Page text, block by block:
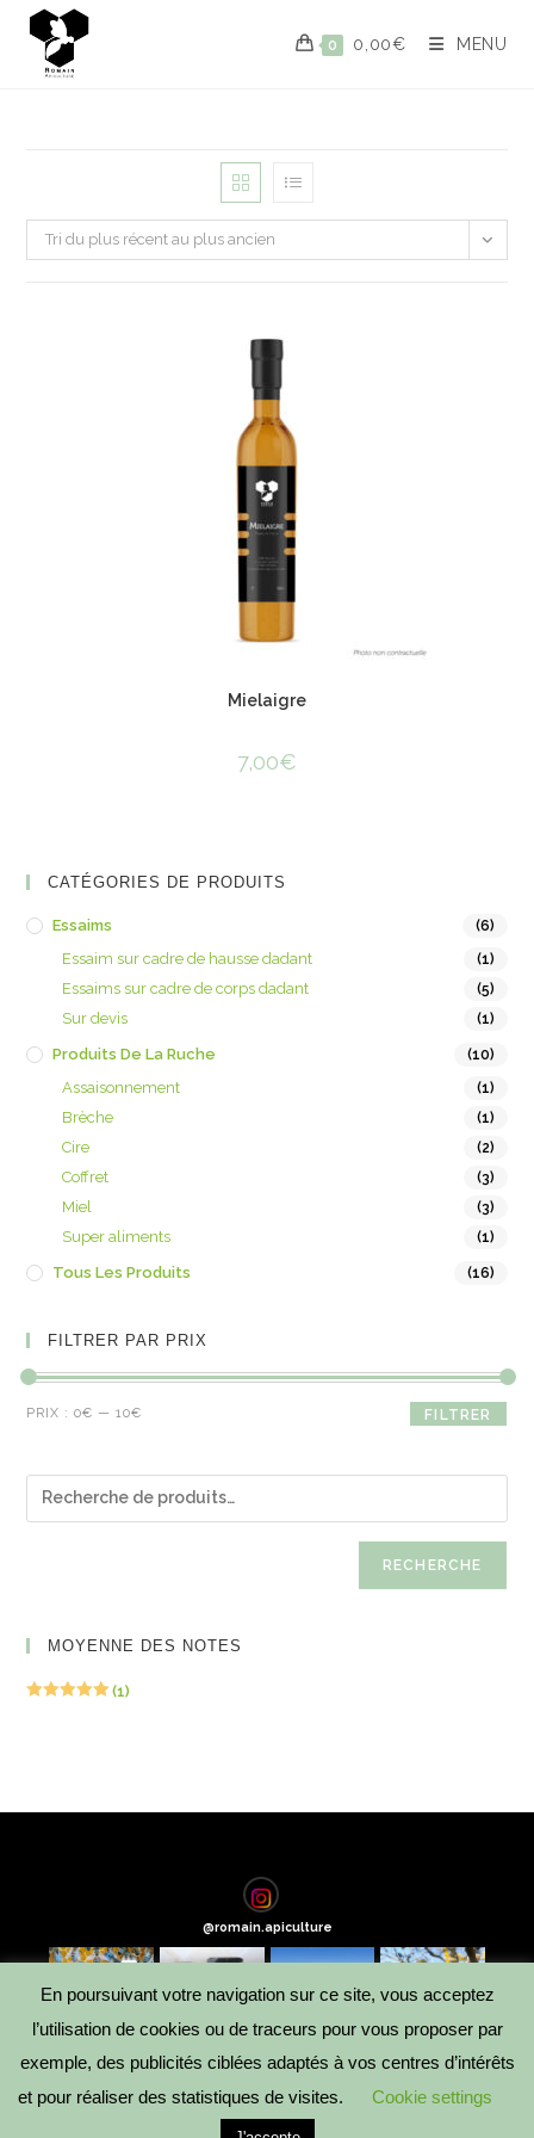
0 0,00€ MENU
Tri du plus récent au plus ancien
Mielaigre
7,00€
CATÉGORIES DE PRODUITS
Essaims (6)
Essaim sur cadre de hausse dadant (1)
Essaims sur cadre de corps dadant (5)
Sur devis (1)
Produits De La Ruche (10)
Assaisonnement (1)
Brèche (1)
Cire (2)
Coffret (3)
Miel (3)
Super aliments (1)
Tous Les Produits (16)
FILTRER PAR PRIX
FILTRER
PRIX :0€ —10€
RECHERCHE
MOYENNE DES NOTES
(1)
@romain.apiculture
Reproduction et droit d'auteur ©Copyright 2020 - Design by
En poursuivant votre navigation sur ce site, vous acceptez
l’utilisation de cookies ou de traceurs pour vous proposer par
exemple, des publicités ciblées adaptés à vos centres d’intérêts
et pour réaliser des statistiques de visites.
Cookie settings